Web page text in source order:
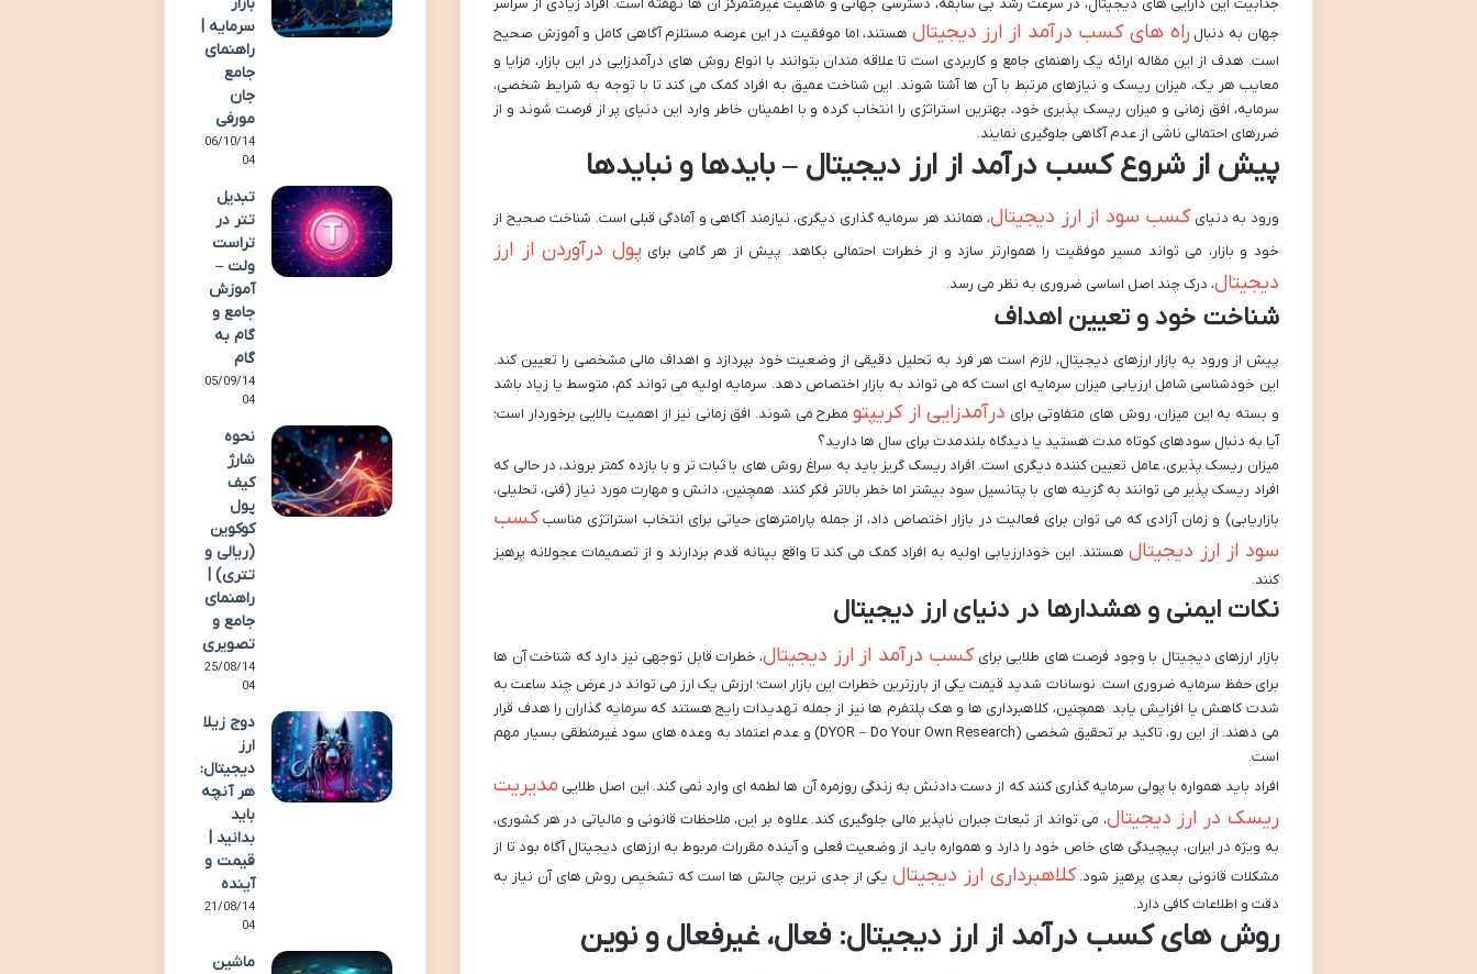
جهان به دنبال راه های کسب درآمد از ارز دیجیتال هستند، اما موفقیت در این عرصه مستلزم آگاهی کامل و آموزش صحیح
است. هدف از این مقاله ارائه یک راهنمای جامع و کاربردی است تا علاقه مندان بتوانند با انواع روش های درآمدزایی در این بازار، مزایا و
معایب هر یک، میزان ریسک و نیازهای مرتبط با آن ها آشنا شوند. این شناخت عمیق به افراد کمک می کند تا با توجه به شرایط شخصی،
سرمایه، افق زمانی و میزان ریسک پذیری خود، بهترین استراتژی را انتخاب کرده و با اطمینان خاطر وارد این دنیای پر از فرصت شوند و از
ضررهای احتمالی ناشی از عدم آگاهی جلوگیری نمایند.
پیش از شروع کسب درآمد از ارز دیجیتال – بایدها و نبایدها
ورود به دنیای کسب سود از ارز دیجیتال، همانند هر سرمایه گذاری دیگری، نیازمند آگاهی و آمادگی قبلی است. شناخت صحیح از
خود و بازار، می تواند مسیر موفقیت را هموارتر سازد و از خطرات احتمالی بکاهد. پیش از هر گامی برای پول درآوردن از ارز
دیجیتال، درک چند اصل اساسی ضروری به نظر می رسد.
شناخت خود و تعیین اهداف
پیش از ورود به بازار ارزهای دیجیتال، لازم است هر فرد به تحلیل دقیقی از وضعیت خود بپردازد و اهداف مالی مشخصی را تعیین کند.
این خودشناسی شامل ارزیابی میزان سرمایه ای است که می تواند به بازار اختصاص دهد. سرمایه اولیه می تواند کم، متوسط یا زیاد باشد
و بسته به این میزان، روش های متفاوتی برای درآمدزایی از کریپتو مطرح می شوند. افق زمانی نیز از اهمیت بالایی برخوردار است؛
آیا به دنبال سودهای کوتاه مدت هستید یا دیدگاه بلندمدت برای سال ها دارید؟
میزان ریسک پذیری، عامل تعیین کننده دیگری است. افراد ریسک گریز باید به سراغ روش های با ثبات تر و با بازده کمتر بروند، در حالی که
افراد ریسک پذیر می توانند به گزینه های با پتانسیل سود بیشتر اما خطر بالاتر فکر کنند. همچنین، دانش و مهارت مورد نیاز (فنی، تحلیلی،
بازاریابی) و زمان آزادی که می توان برای فعالیت در بازار اختصاص داد، از جمله پارامترهای حیاتی برای انتخاب استراتژی مناسب کسب
سود از ارز دیجیتال هستند. این خودارزیابی اولیه به افراد کمک می کند تا واقع بینانه قدم بردارند و از تصمیمات عجولانه پرهیز
کنند.
نکات ایمنی و هشدارها در دنیای ارز دیجیتال
بازار ارزهای دیجیتال با وجود فرصت های طلایی برای کسب درآمد از ارز دیجیتال، خطرات قابل توجهی نیز دارد که شناخت آن ها
برای حفظ سرمایه ضروری است. نوسانات شدید قیمت یکی از بارزترین خطرات این بازار است؛ ارزش یک ارز می تواند در عرض چند ساعت به
شدت کاهش یا افزایش یابد. همچنین، کلاهبرداری ها و هک پلتفرم ها نیز از جمله تهدیدات رایج هستند که سرمایه گذاران را هدف قرار
می دهند. از این رو، تاکید بر تحقیق شخصی (DYOR – Do Your Own Research) و عدم اعتماد به وعده های سود غیرمنطقی بسیار مهم
است.
افراد باید همواره با پولی سرمایه گذاری کنند که از دست دادنش به زندگی روزمره آن ها لطمه ای وارد نمی کند. این اصل طلایی مدیریت
ریسک در ارز دیجیتال، می تواند از تبعات جبران ناپذیر مالی جلوگیری کند. علاوه بر این، ملاحظات قانونی و مالیاتی در هر کشوری،
به ویژه در ایران، پیچیدگی های خاص خود را دارد و همواره باید از وضعیت فعلی و آینده مقررات مربوط به ارزهای دیجیتال آگاه بود تا از
مشکلات قانونی بعدی پرهیز شود. کلاهبرداری ارز دیجیتالیکی از جدی ترین چالش ها است که تشخیص روش های آن نیاز به
دقت و اطلاعات کافی دارد.
روش های کسب درآمد از ارز دیجیتال: فعال، غیرفعال و نوین
سرمایه |
راهنمای
جامع
جان
مورفی
06/10/14
04
تبدیل
تتر در
تراست
ولت –
آموزش
جامع و
گام به
گام
05/09/14
04
نحوه
شارژ
کیف
پول
کوکوین
(ریالی و
تتری) |
راهنمای
جامع و
تصویری
25/08/14
04
دوج زیلا
ارز
دیجیتال:
هر آنچه
باید
بدانید |
قیمت و
آینده
21/08/14
04
ماشین